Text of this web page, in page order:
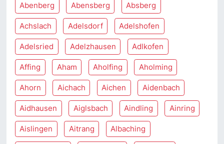
Abenberg Abensberg Absberg
Achslach Adelsdorf Adelshofen
Adelsried Adelzhausen Adlkofen
Affing Aham Aholfing Aholming
Ahorn Aichach Aichen Aidenbach
Aidhausen Aiglsbach Aindling Ainring
Aislingen Aitrang Albaching